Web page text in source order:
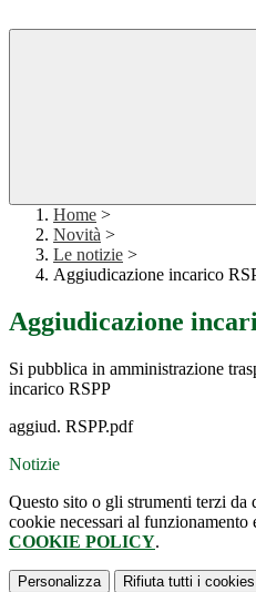
Home >
Novità >
Le notizie >
Aggiudicazione incarico
Aggiudicazione
Si pubblica in amministrazione
incarico RSPP
aggiud. RSPP.pdf
Notizie
Questo sito o gli strumenti terzi
cookie necessari al
COOKIE POLICY.
Personalizza Rifiuta tutti i cookies